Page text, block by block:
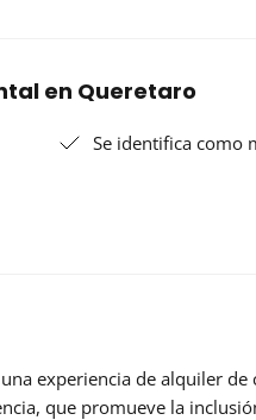
en Queretaro
Se identifica como
experiencia de alquiler
que promueve la